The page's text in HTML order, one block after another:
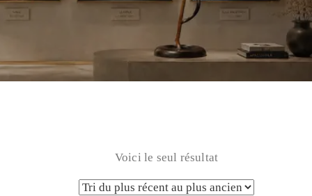
Voici le seul résultat